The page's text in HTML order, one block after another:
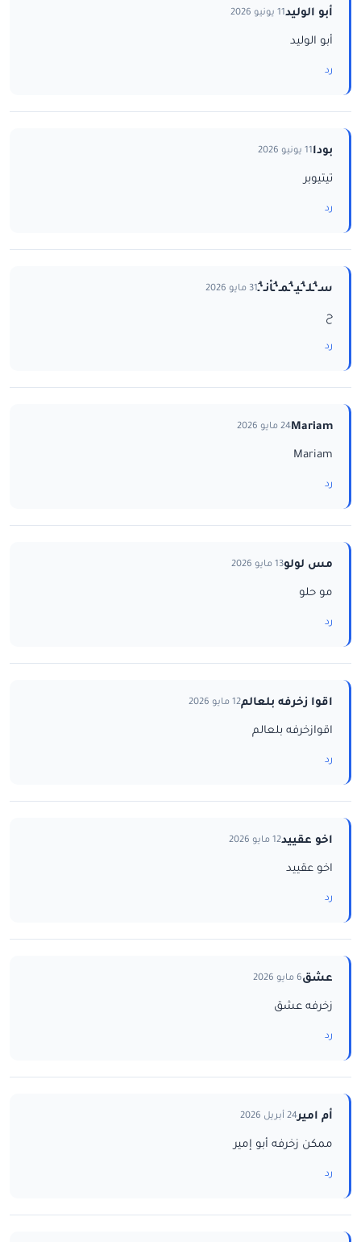
أبو الوليد11 يونيو 2026
أبو الوليد
رد
بودا11 يونيو 2026
تيتيوبر
رد
سـ‘ـُلـ‘ـُيـ‘ـُمـ‘ـُاْنـ‘ـُ31 مايو 2026
ح
رد
Mariam24 مايو 2026
Mariam
رد
مس لولو13 مايو 2026
مو حلو
رد
اقوا زخرفه بلعالم12 مايو 2026
اقوازخرفه بلعالم
رد
اخو عقييد12 مايو 2026
اخو عقييد
رد
عشق6 مايو 2026
زخرفه عشق
رد
أم امير24 أبريل 2026
ممكن زخرفه أبو إمير
رد